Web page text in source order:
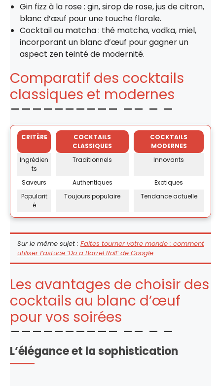
Gin fizz à la rose : gin, sirop de rose, jus de citron,
blanc d’œuf pour une touche florale.
Cocktail au matcha : thé matcha, vodka, miel,
incorporant un blanc d’œuf pour gagner un
aspect zen teinté de modernité.
Comparatif des cocktails
classiques et modernes
CRITÈRE
COCKTAILS
CLASSIQUES
COCKTAILS
MODERNES
Ingrédien
ts
Traditionnels Innovants
Saveurs Authentiques
Exotiques
Popularit
é
Toujours populaire Tendance actuelle
Sur le même sujet : Faites tourner votre monde : comment
utiliser l’astuce ‘Do a Barrel Roll’ de Google
Les avantages de choisir des
cocktails au blanc d’œuf
pour vos soirées
L’élégance et la sophistication